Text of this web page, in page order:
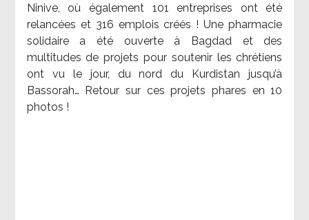
Ninive, où également 101 entreprises ont été
relancées et 316 emplois créés ! Une pharmacie
solidaire a été ouverte à Bagdad et des
multitudes de projets pour soutenir les chrétiens
ont vu le jour, du nord du Kurdistan jusqu’à
Bassorah… Retour sur ces projets phares en 10
photos !